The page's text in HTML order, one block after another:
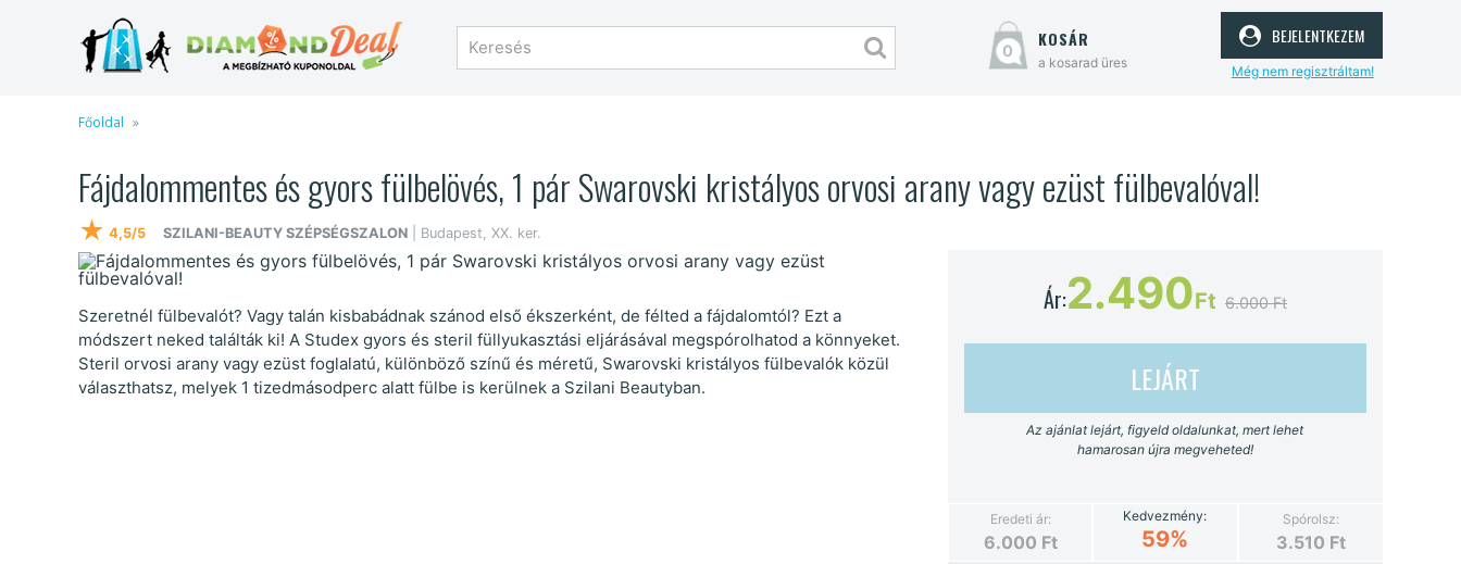
0 kosár
a kosarad üres
bejelentkezem
Még nem regisztráltam!
Főoldal
Fájdalommentes és gyors fülbelövés, 1 pár Swarovski kristályos orvosi arany vagy ezüst fülbevalóval!
★ 4,5/5 SZILANI-BEAUTY SZÉPSÉGSZALON | Budapest, XX. ker.
Szeretnél fülbevalót? Vagy talán kisbabádnak szánod első ékszerként, de félted a fájdalomtól? Ezt a
módszert neked találták ki! A Studex gyors és steril füllyukasztási eljárásával megspórolhatod a könnyeket.
Steril orvosi arany vagy ezüst foglalatú, különböző színű és méretű, Swarovski kristályos fülbevalók közül
választhatsz, melyek 1 tizedmásodperc alatt fülbe is kerülnek a Szilani Beautyban.
Ár:2.490Ft 6.000 Ft
LEJÁRT
Az ajánlat lejárt, figyeld oldalunkat, mert lehet
hamarosan újra megveheted!
Eredeti ár:
6.000 Ft
Kedvezmény:
59%
Spórolsz:
3.510 Ft